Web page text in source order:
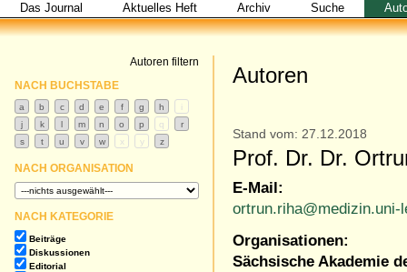
Das Journal Aktuelles Heft Archiv Suche
Autoren
Stand vom: 27.12.2018
Prof. Dr. Dr.
E-Mail:
ortrun.riha@medizin.uni-
Organisationen:
Sächsische Akademie
Autoren filtern
NACH BUCHSTABE
NACH ORGANISATION
NACH KATEGORIE
Beiträge
Diskussionen
Editorial